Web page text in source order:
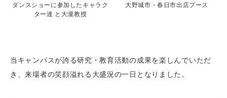
ダンスショーに参加したキャラク
ター達 と大瀧教授
大野城市・春日市出店ブース
当キャンパスが誇る研究・教育活動の成果を楽しんでいただ
き、来場者の笑顔溢れる大盛況の一日となりました。